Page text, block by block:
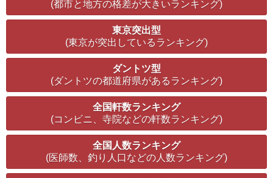
(都市と地方の格差が大きいランキング)
東京突出型
(東京が突出しているランキング)
ダントツ型
(ダントツの都道府県があるランキング)
全国軒数ランキング
(コンビニ、寺院などの軒数ランキング)
全国人数ランキング
(医師数、釣り人口などの人数ランキング)